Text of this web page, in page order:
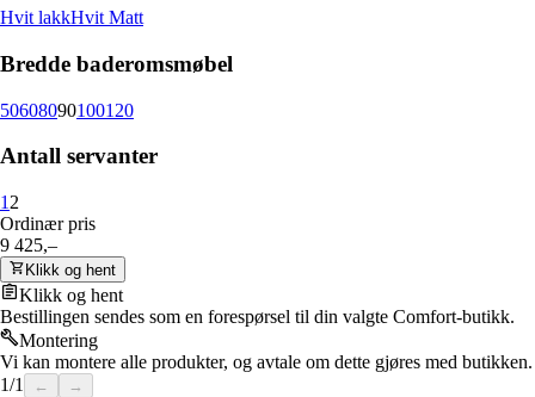
Hvit lakkHvit Matt
Bredde baderomsmøbel
50608090100120
Antall servanter
1 2
Ordinær pris
9 425,–
Klikk og hent
Klikk og hent
Bestillingen sendes som en forespørsel til din valgte Comfort-butikk.
Montering
Vi kan montere alle produkter, og avtale om dette gjøres med butikken.
1/1 ← →